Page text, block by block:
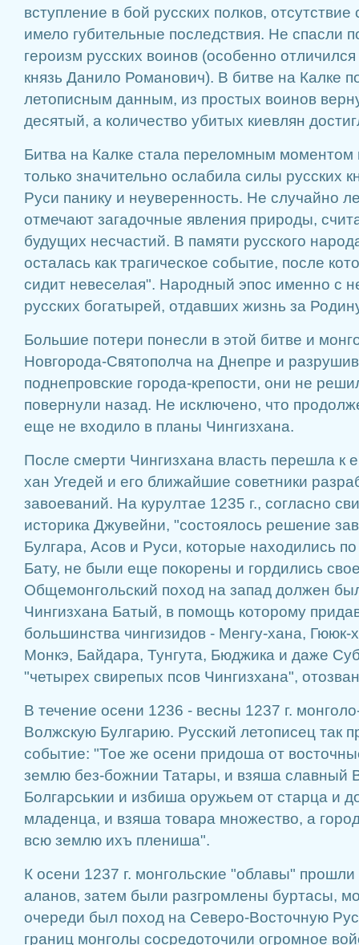
вступление в бой русских полков, отсутствие
имело губительные последствия. Не спасли
героизм русских воинов (особенно
князь Данило Романович). В битве на Калке
летописным данным, из простых воинов
десятый, а количество убитых киевлян
Битва на Калке стала переломным моментом
только значительно ослабила силы русских
Руси панику и неуверенность. Не случайно
отмечают загадочные явления природы,
будущих несчастий. В памяти русского
осталась как трагическое событие, после
сидит невеселая". Народный эпос именно с
русских богатырей, отдавших жизнь за
Большие потери понесли в этой битве и
Новгорода-Святополча на Днепре и
поднепровские города-крепости, они не
повернули назад. Не исключено, что
еще не входило в планы Чингизхана.
После смерти Чингизхана власть перешла к
хан Угедей и его ближайшие советники
завоеваний. На курултае 1235 г., согласно
историка Джувейни, "состоялось решение
Булгара, Асов и Руси, которые находились
Бату, не были еще покорены и гордились
Общемонгольский поход на запад должен
Чингизхана Батый, в помощь которому
большинства чингизидов - Менгу-хана, Гююк-
Монкэ, Байдара, Тунгута, Бюджика и даже
"четырех свирепых псов Чингизхана",
В течение осени 1236 - весны 1237 г.
Волжскую Булгарию. Русский летописец так
событие: "Тое же осени придоша от
землю без-божнии Татары, и взяша славный
Болгарськии и избиша оружьем от старца и
младенца, и взяша товара множество, а
всю землю ихъ плениша".
К осени 1237 г. монгольские "облавы"
аланов, затем были разгромлены буртасы,
очереди был поход на Северо-Восточную
границ монголы сосредоточили огромное